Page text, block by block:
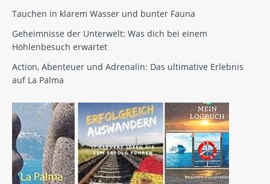
Tauchen in klarem Wasser und bunter Fauna
Geheimnisse der Unterwelt: Was dich bei einem
Höhlenbesuch erwartet
Action, Abenteuer und Adrenalin: Das ultimative Erlebnis
auf La Palma